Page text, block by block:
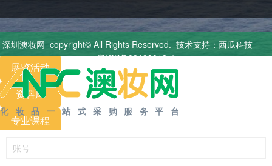
申请体验
展览活动
资料库
专业课程
我要开店
深圳澳妆网 copyright© All Rights Reserved. 技术支持：西瓜科技
粤ICP备09199018号
化妆品一站式采购服务平台